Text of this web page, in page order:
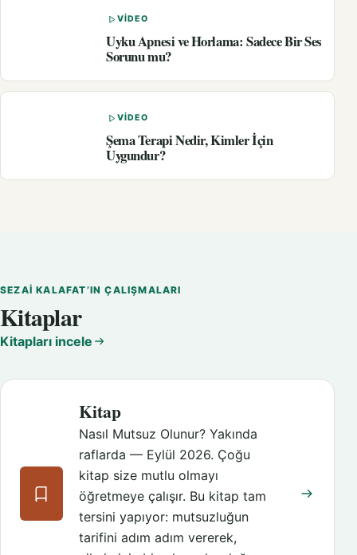
VIDEO
Uyku Apnesi ve Horlama: Sadece Bir Ses
Sorunu mu?
VIDEO
Şema Terapi Nedir, Kimler İçin
Uygundur?
SEZAI KALAFAT’IN ÇALIŞMALARI
Kitaplar
Kitapları incele
Kitap
Nasıl Mutsuz Olunur? Yakında
raflarda — Eylül 2026. Çoğu
kitap size mutlu olmayı
öğretmeye çalışır. Bu kitap tam
tersini yapıyor: mutsuzluğun
tarifini adım adım vererek,